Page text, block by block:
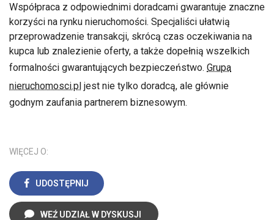
Współpraca z odpowiednimi doradcami gwarantuje znaczne
korzyści na rynku nieruchomości. Specjaliści ułatwią
przeprowadzenie transakcji, skrócą czas oczekiwania na
kupca lub znalezienie oferty, a także dopełnią wszelkich
formalności gwarantujących bezpieczeństwo. Grupa
nieruchomosci.pl jest nie tylko doradcą, ale głównie
godnym zaufania partnerem biznesowym.
WIĘCEJ O:
UDOSTĘPNIJ
WEŹ UDZIAŁ W DYSKUSJI